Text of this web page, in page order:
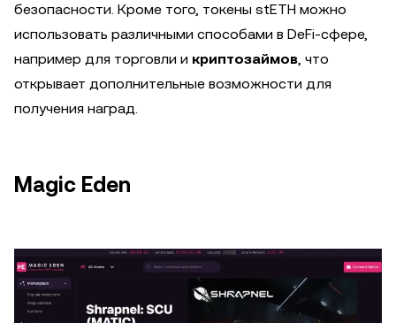
безопасности. Кроме того, токены stETH можно
использовать различными способами в DeFi-сфере,
например для торговли и криптозаймов, что
открывает дополнительные возможности для
получения наград.
Magic Eden